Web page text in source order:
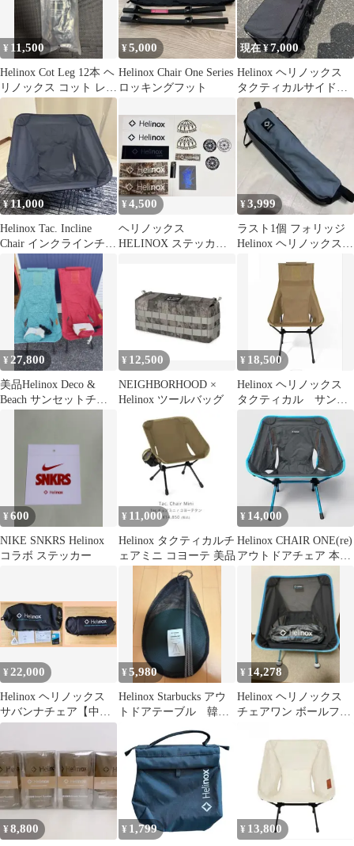
¥ 11,500
Helinox Cot Leg 12本 ヘ
リノックス コット レッ
グ 足
¥5,000
Helinox Chair One Series
ロッキングフット
現在 ¥7,000
Helinox ヘリノックス
タクティカルサイドス
トレージ M
¥11,000
Helinox Tac. Incline
Chair インクラインチェ
¥4,500
ヘリノックス
HELINOX ステッカー
¥3,999
ラスト1個 フォリッジ
Helinox ヘリノックス
¥ 27,800
美品Helinox Deco &
Beach サンセットチェ
¥ 12,500
NEIGHBORHOOD ×
Helinox ツールバッグ
¥ 18,500
Helinox ヘリノックス
タクティカル サンセ
ット チェア②
¥600
NIKE SNKRS Helinox
コラボ ステッカー
¥ 11,000
Helinox タクティカルチ
ェアミニ コヨーテ 美品
¥ 14,000
Helinox CHAIR ONE(re)
アウトドアチェア 本体
¥22,000
Helinox ヘリノックス
サバンナチェア【中
古】
¥5,980
Helinox Starbucks アウ
トドアテーブル 韓国
¥ 14,278
Helinox ヘリノックス
チェアワン ボールフィ
¥8,800 ¥ 1,799 ¥ 13,800